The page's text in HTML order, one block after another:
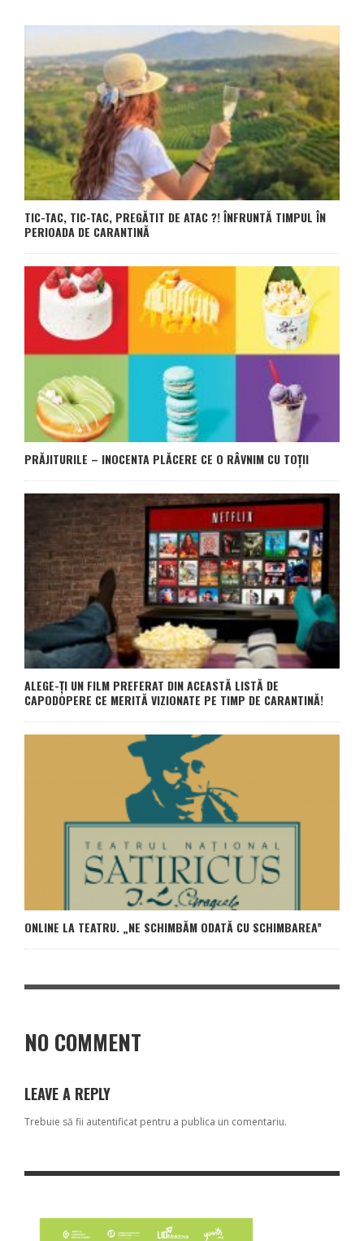
TIC-TAC, TIC-TAC, PREGĂTIT DE ATAC ?! ÎNFRUNTĂ TIMPUL ÎN
PERIOADA DE CARANTINĂ
PRĂJITURILE – INOCENTA PLĂCERE CE O RÂVNIM CU TOȚII
ALEGE-ȚI UN FILM PREFERAT DIN ACEASTĂ LISTĂ DE
CAPODOPERE CE MERITĂ VIZIONATE PE TIMP DE CARANTINĂ!
ONLINE LA TEATRU. „NE SCHIMBĂM ODATĂ CU SCHIMBAREA”
NO COMMENT
LEAVE A REPLY
Trebuie să fii autentificat pentru a publica un comentariu.